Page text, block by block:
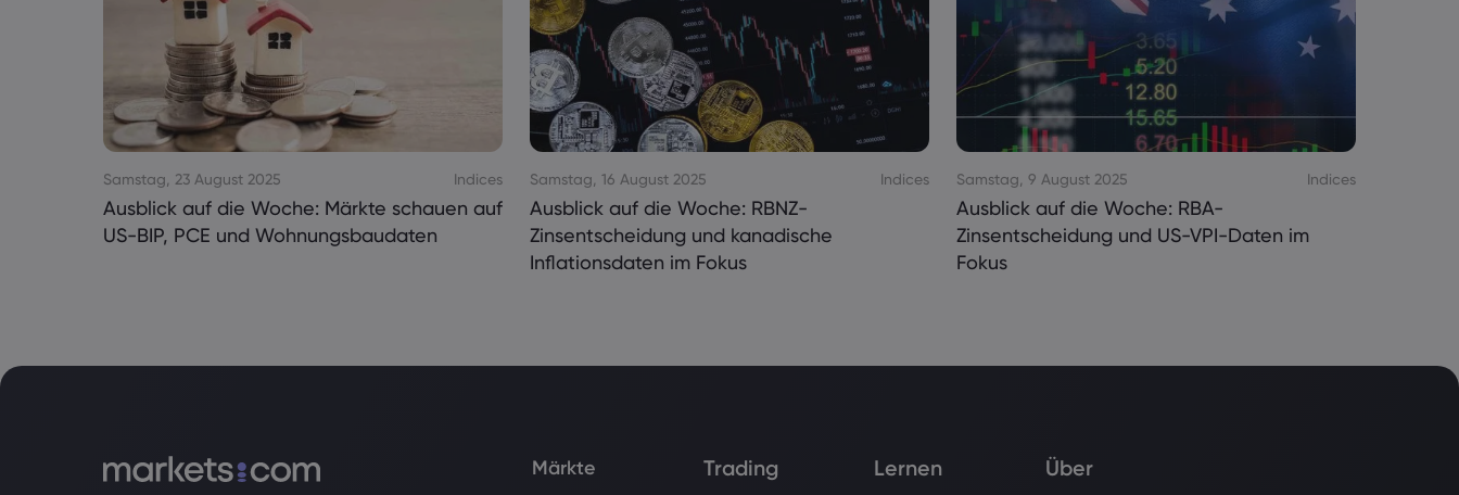
Samstag, 23 August 2025 Indices
Ausblick auf die Woche: Märkte schauen auf
US-BIP, PCE und Wohnungsbaudaten
Samstag, 16 August 2025 Indices
Ausblick auf die Woche: RBNZ-
Zinsentscheidung und kanadische
Inflationsdaten im Fokus
Samstag, 9 August 2025 Indices
Ausblick auf die Woche: RBA-
Zinsentscheidung und US-VPI-Daten im
Fokus
Märkte Trading Lernen Über